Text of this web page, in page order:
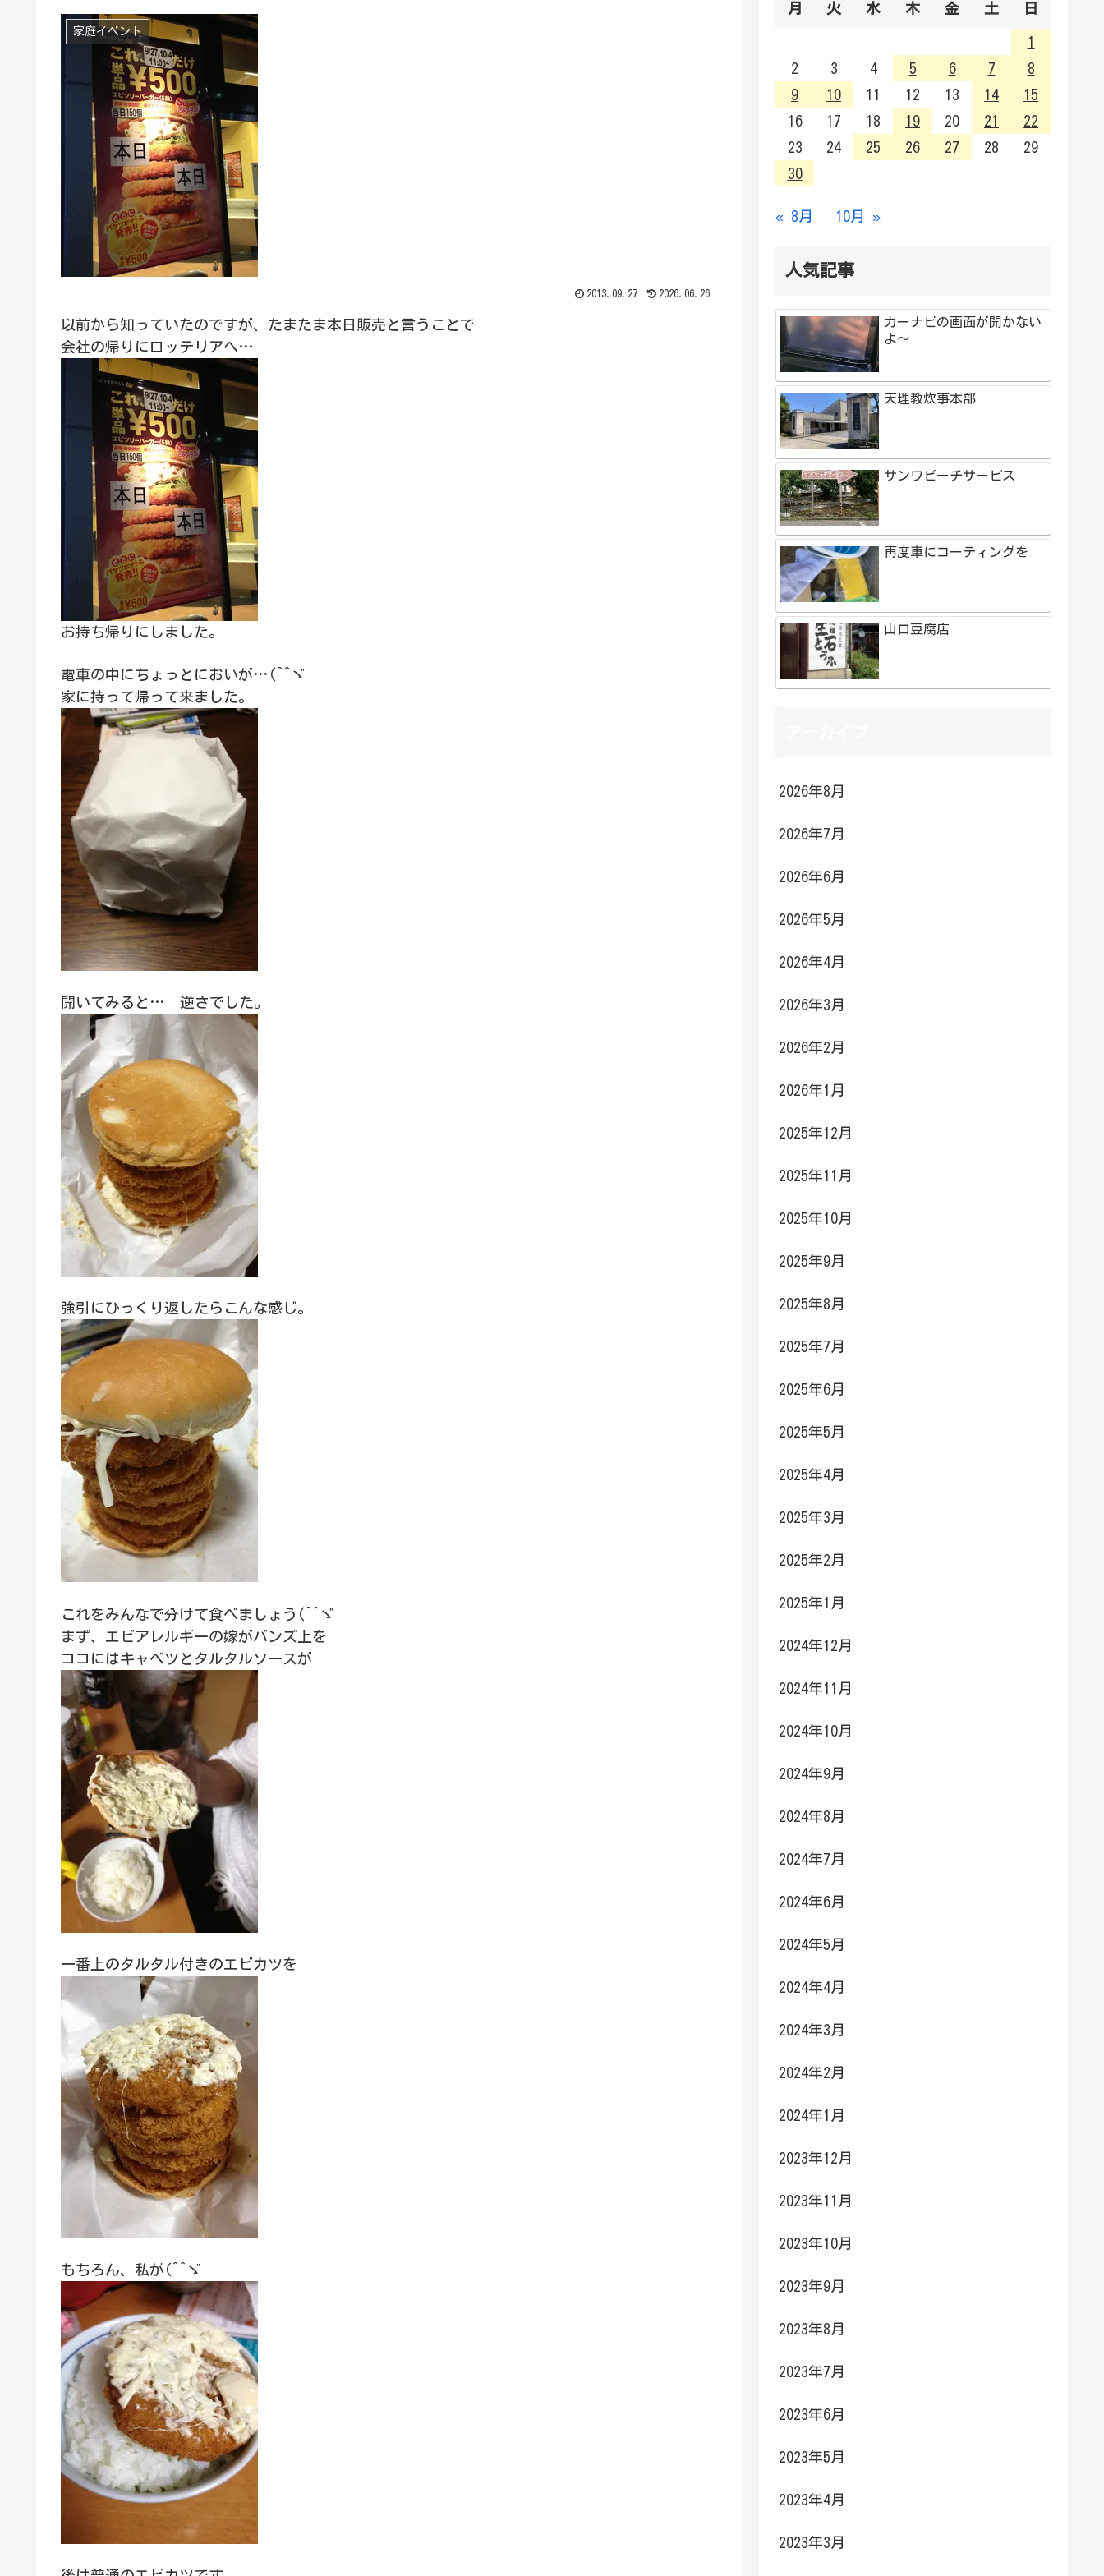
家庭イベント
2013.09.27 2026.06.26
以前から知っていたのですが、たまたま本日販売と言うことで
会社の帰りにロッテリアへ…
お持ち帰りにしました。
電車の中にちょっとにおいが…(^^ゞ
家に持って帰って来ました。
開いてみると… 逆さでした。
強引にひっくり返したらこんな感じ。
これをみんなで分けて食べましょう(^^ゞ
まず、エビアレルギーの嫁がバンズ上を
ココにはキャベツとタルタルソースが
一番上のタルタル付きのエビカツを
もちろん、私が(^^ゞ
月 火 水 木 金 土 日
1
2
3 4 5 6 7
8
9
10 11 12 13 14
15
16
17 18 19 20 21
22
23
24 25 26 27 28
29
30
« 8月 10月 »
人気記事
カーナビの画面が開かない
よ～
天理教炊事本部
サンワピーチサービス
再度車にコーティングを
山口豆腐店
2026年8月
2026年7月
2026年6月
2026年5月
2026年4月
2026年3月
2026年2月
2026年1月
2025年12月
2025年11月
2025年10月
2025年9月
2025年8月
2025年7月
2025年6月
2025年5月
2025年4月
2025年3月
2025年2月
2025年1月
2024年12月
2024年11月
2024年10月
2024年9月
2024年8月
2024年7月
2024年6月
2024年5月
2024年4月
2024年3月
2024年2月
2024年1月
2023年12月
2023年11月
2023年10月
2023年9月
2023年8月
2023年7月
2023年6月
2023年5月
2023年4月
2023年3月